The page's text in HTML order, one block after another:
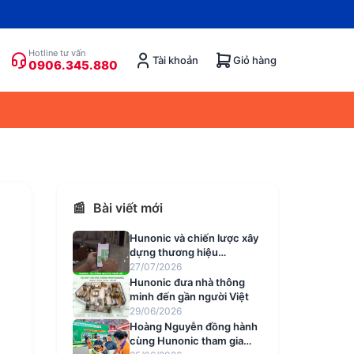
Hotline tư vấn
0906.345.880 Tài khoản Giỏ hàng
📰 Bài viết mới
Hunonic và chiến lược xây
dựng thương hiệu
smarthome Việt mang tính
quốc dân
27/07/2026
Hunonic đưa nhà thông
minh đến gần người Việt
29/06/2026
Hoàng Nguyễn đồng hành
cùng Hunonic tham gia